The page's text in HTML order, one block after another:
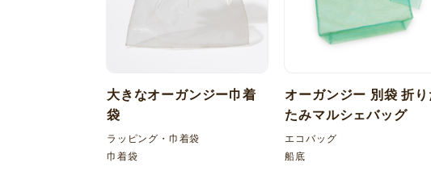
大きなオーガンジー巾着
袋
ラッピング・巾着袋
巾着袋
オーガンジー 別袋 折り
たみマルシェバッグ
エコバッグ
船底